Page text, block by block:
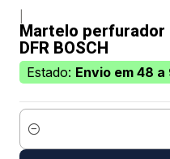
Martelo perfurador
DFR BOSCH
Estado: Envio em 48
Quantidade